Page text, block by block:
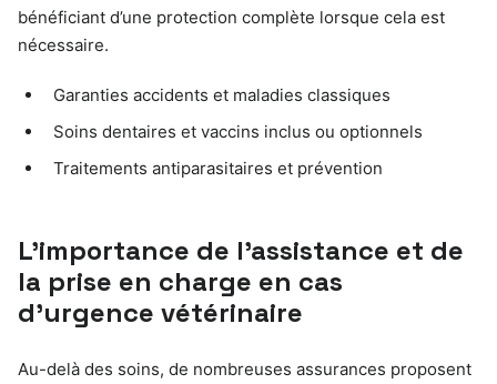
bénéficiant d’une protection complète lorsque cela est
nécessaire.
Garanties accidents et maladies classiques
Soins dentaires et vaccins inclus ou optionnels
Traitements antiparasitaires et prévention
L’importance de l’assistance et de
la prise en charge en cas
d’urgence vétérinaire
Au-delà des soins, de nombreuses assurances proposent